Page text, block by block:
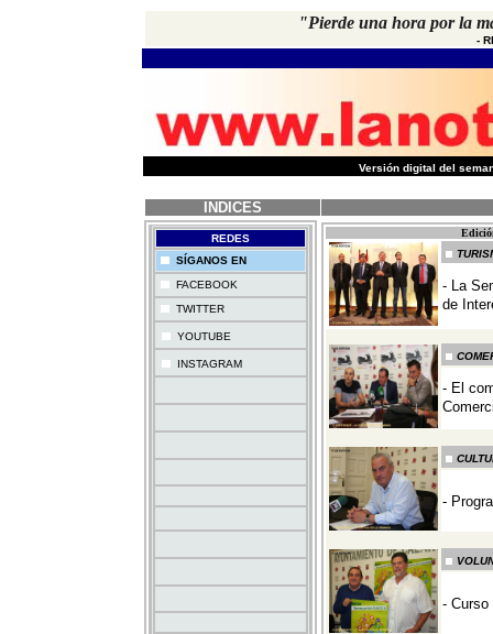
"Pierde una hora por la
-
Versión digital del
INDICES